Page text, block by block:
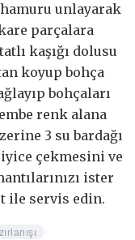
unlayarak
parçalara
kaşığı dolusu
koyup bohça
bohçaları
renk alana
3 su bardağı
çekmesini ve
ister
ile servis edin.